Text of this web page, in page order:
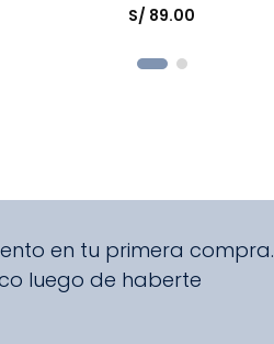
S/ 89.00
en tu primera compra.
luego de haberte